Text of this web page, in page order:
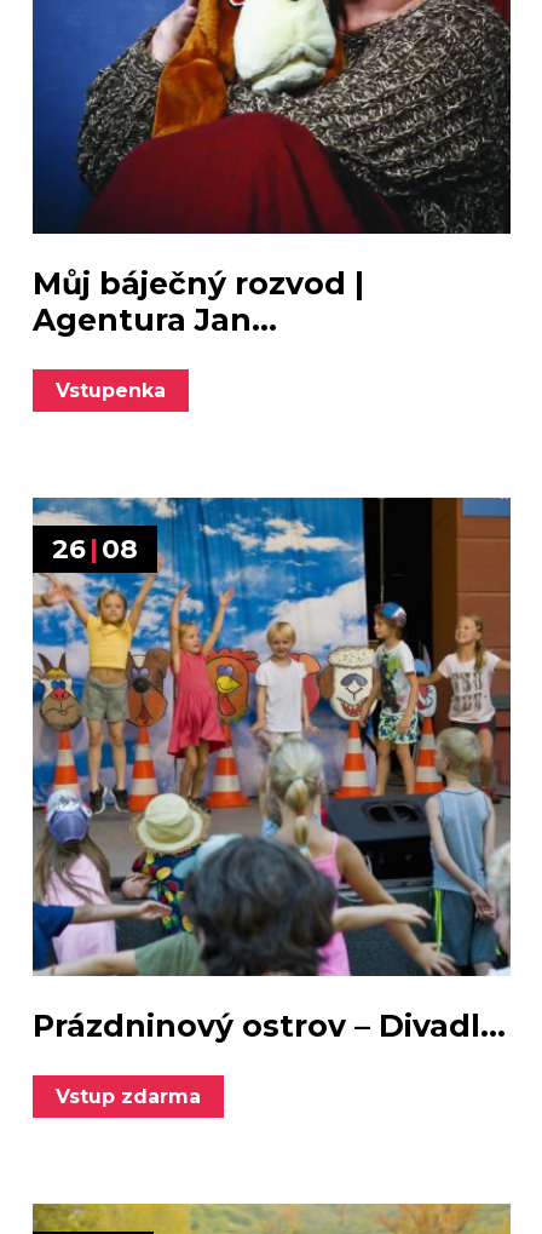
Můj báječný rozvod |
Agentura Jan...
Vstupenka
26 |08
Prázdninový ostrov – Divadl...
Vstup zdarma